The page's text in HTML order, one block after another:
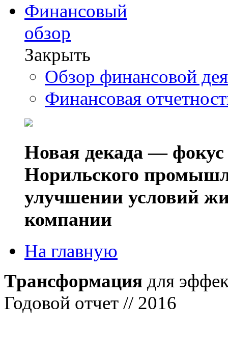
Финансовый
обзор
Закрыть
Обзор финансовой
Финансовая
Новая декада — фокус
Норильского
улучшении условий
компании
На главную
Трансформация для
Годовой отчет // 2016